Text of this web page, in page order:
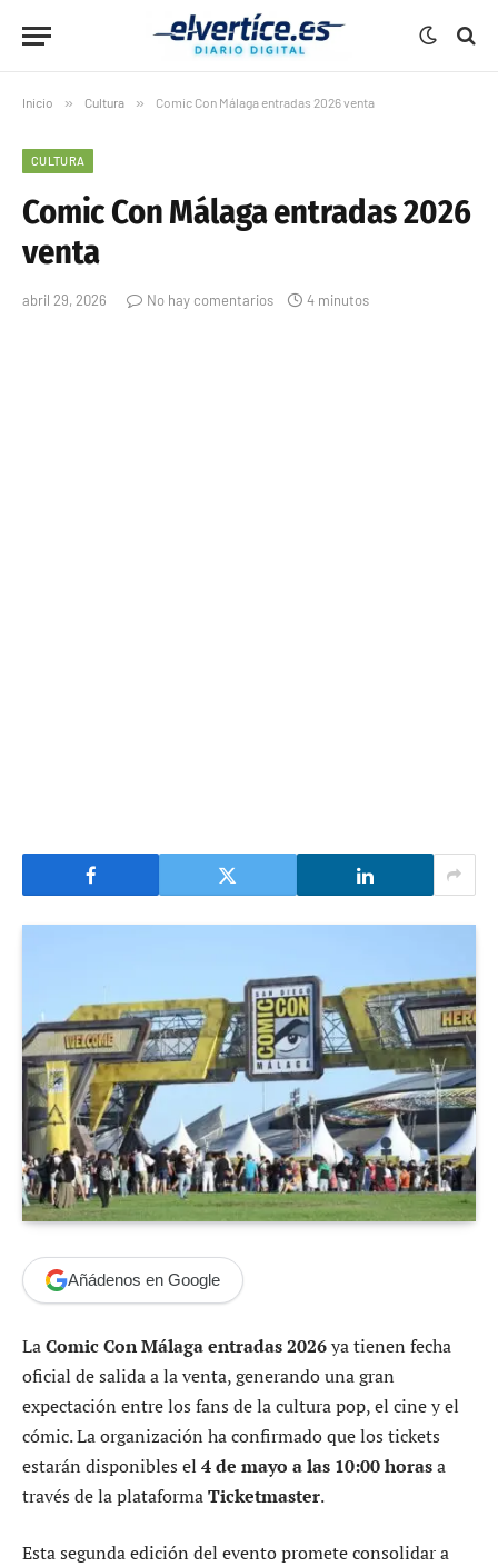
Inicio » Cultura » Comic Con Málaga entradas 2026 venta
CULTURA
Comic Con Málaga entradas 2026
venta
abril 29, 2026 No hay comentarios 4 minutos
Añádenos en Google
LaComic Con Málaga entradas 2026ya tienen fecha
oficial de salida a la venta, generando una gran
expectación entre los fans de la cultura pop, el cine y el
cómic. La organización ha confirmado que los tickets
estarán disponibles el 4 de mayo a las 10:00 horasa
través de la plataformaTicketmaster.
Esta segunda edición del evento promete consolidar a